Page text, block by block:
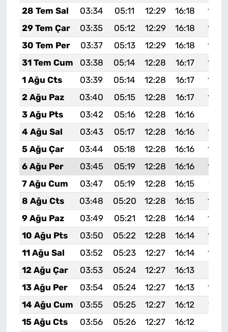
28 Tem Sal
03:34 05:11 12:29 16:18
29 Tem Çar
03:35 05:12 12:29 16:18
30 Tem Per
03:37 05:13 12:29 16:18
31 Tem Cum
03:38 05:14 12:28 16:17
1 Ağu Cts
03:39 05:14 12:28 16:17
2 Ağu Paz
03:40 05:15 12:28 16:17
3 Ağu Pts
03:42 05:16 12:28 16:16
4 Ağu Sal
03:43 05:17 12:28 16:16
5 Ağu Çar
03:44 05:18 12:28 16:16
6 Ağu Per
03:45 05:19 12:28 16:16
7 Ağu Cum
03:47 05:19 12:28 16:15
19:27
8 Ağu Cts
03:48 05:20 12:28 16:15
9 Ağu Paz
03:49 05:21 12:28 16:14
10 Ağu Pts
03:50 05:22 12:28 16:14
11 Ağu Sal
03:52 05:23 12:27 16:14
12 Ağu Çar
03:53 05:24 12:27 16:13
13 Ağu Per
03:54 05:24 12:27 16:13
14 Ağu Cum
03:55 05:25 12:27 16:12
19:18
15 Ağu Cts
03:56 05:26 12:27 16:12